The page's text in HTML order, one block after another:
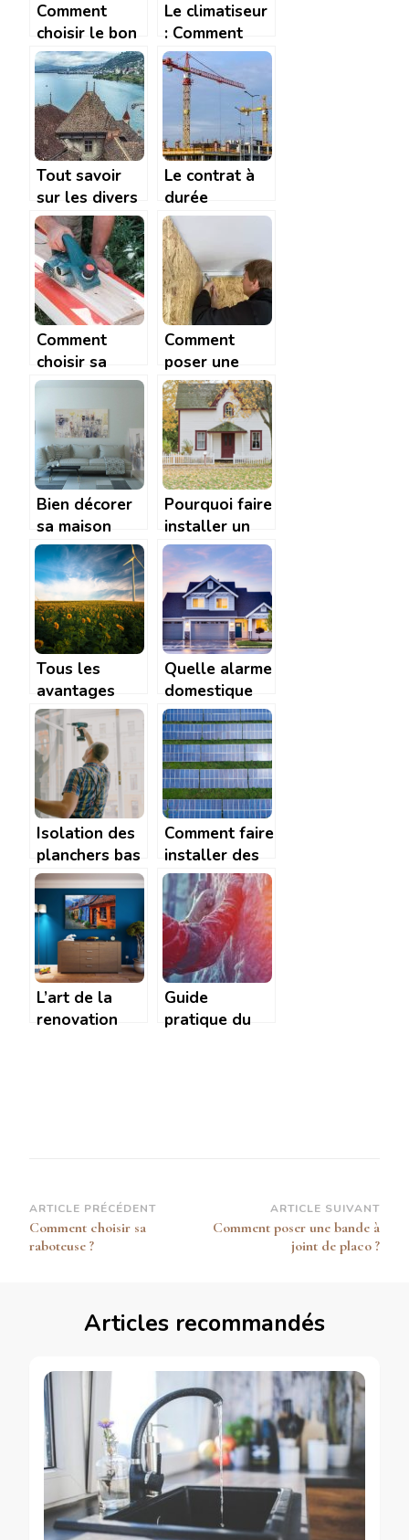
Comment
choisir le bon
dossier pour
votre cuisine
Le climatiseur
: Comment
trouver le bon
modele ?
Tout savoir
sur les divers
elements du
toit
Le contrat à
durée
indéterminée
de chantier
(CDIC)
Comment
choisir sa
raboteuse ?
Comment
poser une
bande à joint
de placo ?
Bien décorer
sa maison
pour y
apporter de la
modernité
Pourquoi faire
installer un
bardage
isolant pour
votre maison
?
Tous les
avantages
des énergies
renouvelables
Quelle alarme
domestique
choisir a
Rochefort ?
Isolation des
planchers bas
: les etapes a
suivre pour un
resultat
optimal
Comment faire
installer des
panneaux
solaires
gratuitement
?
L’art de la
renovation
Guide
pratique du
Navigation
d’article
ARTICLE PRÉCÉDENT
Comment choisir sa
raboteuse ?
ARTICLE SUIVANT
Comment poser une bande à
joint de placo ?
Articles recommandés